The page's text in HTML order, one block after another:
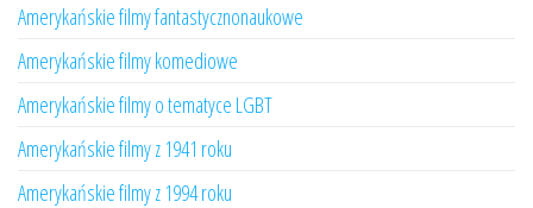
Amerykańskie filmy fantastycznonaukowe
Amerykańskie filmy komediowe
Amerykańskie filmy o tematyce LGBT
Amerykańskie filmy z 1941 roku
Amerykańskie filmy z 1994 roku